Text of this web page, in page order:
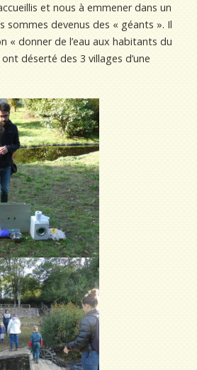
et nous à emmener dans un
sommes devenus des « géants ». Il
« donner de l’eau aux habitants du
déserté des 3 villages d’une